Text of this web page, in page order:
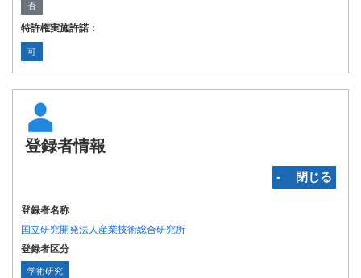
否
特許権実施許諾：
可
登録者情報
‐ 閉じる
登録者名称
国立研究開発法人産業技術総合研究所
登録者区分
学術研究